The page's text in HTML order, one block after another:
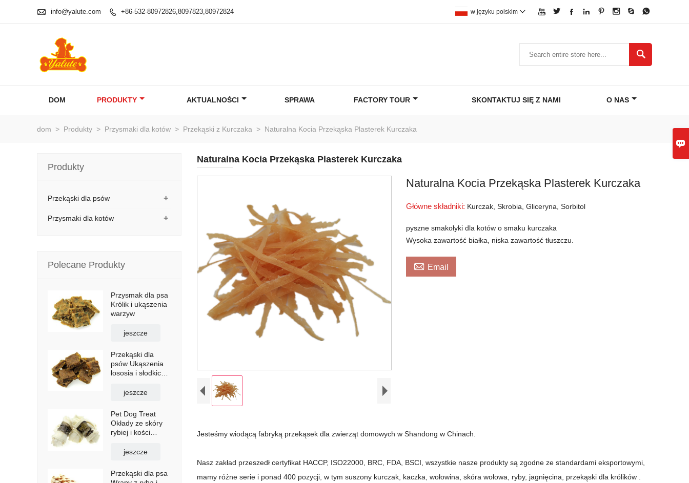

 info@yalute.com  +86-532-80972826,8097823,80972824        
w języku polskim 

DOM PRODUKTY AKTUALNOŚCI SPRAWA FACTORY TOUR SKONTAKTUJ SIĘ Z NAMI O NAS
dom > Produkty > Przysmaki dla kotów > Przekąski z Kurczaka > Naturalna Kocia Przekąska Plasterek Kurczaka
Naturalna Kocia Przekąska Plasterek Kurczaka
Naturalna Kocia Przekąska Plasterek Kurczaka
Główne składniki: Kurczak, Skrobia, Gliceryna, Sorbitol
pyszne smakołyki dla kotów o smaku kurczaka
Wysoka zawartość białka, niska zawartość tłuszczu.
 Email
Jesteśmy wiodącą fabryką przekąsek dla zwierząt domowych w Shandong w Chinach.
Nasz zakład przeszedł certyfikat HACCP, ISO22000, BRC, FDA, BSCI, wszystkie nasze produkty są zgodne ze standardami eksportowymi,
mamy różne serie i ponad 400 pozycji, w tym suszony kurczak, kaczka, wołowina, skóra wołowa, ryby, jagnięcina, przekąski dla królików .
Produkty
+
Przekąski dla psów
+
Przysmaki dla kotów
Polecane Produkty
Przysmak dla psa
Królik i ukąszenia
warzyw
jeszcze
Przekąski dla
psów Ukąszenia
łososia i słodkich
jeszcze
Pet Dog Treat
Okłady ze skóry
rybiej i kości
jeszcze
Przekąski dla psa